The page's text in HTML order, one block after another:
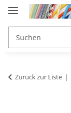
Zurück zur Liste